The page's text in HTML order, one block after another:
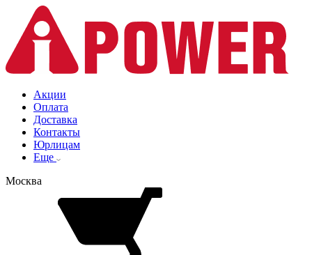
Акции
Оплата
Доставка
Контакты
Юрлицам
Еще
Москва